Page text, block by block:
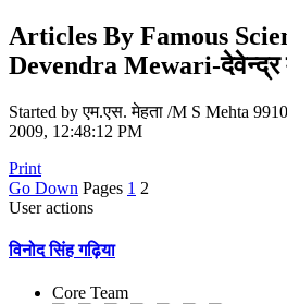
Articles By Famous
Devendra Mewari-देवेन्द्र
Started by एम.एस. मेहता /M S Mehta
2009, 12:48:12 PM
Print
Go Down Pages 1 2
User actions
विनोद सिंह गढ़िया
Core Team